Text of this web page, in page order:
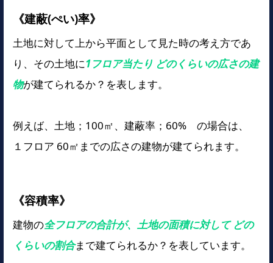
《建蔽(ぺい)率》
土地に対して上から平面として見た時の考え方であ
り、その土地に1フロア当たり どのくらいの広さの建
物が建てられるか？を表します。
例えば、土地；100㎡、建蔽率；60% の場合は、
１フロア 60㎡までの広さの建物が建てられます。
《容積率》
建物の全フロアの合計が、土地の面積に対して どの
くらいの割合まで建てられるか？を表しています。